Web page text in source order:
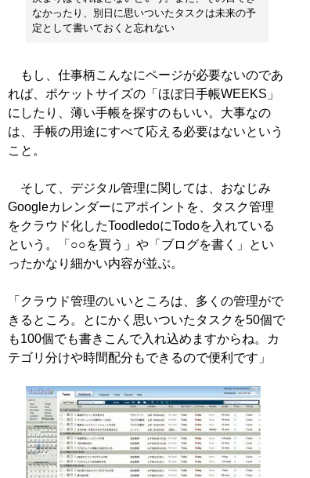
なかったり、別日に思いついたタスクは未来の予
定として書いておくと忘れない
もし、仕事柄こんなにページが必要ないのであ
れば、ポケットサイズの「ほぼ日手帳WEEKS」
にしたり、薄い手帳を探すのもいい。大事なの
は、手帳の用途にすべて応える必要はないという
こと。
そして、デジタル管理に関しては、おなじみ
Googleカレンダーにアポイントを、タスク管理
をクラウド化したToodledoにTodoを入れている
という。「○○を買う」や「ブログを書く」とい
ったかなり細かい内容が並ぶ。
「クラウド管理のいいところは、多くの管理がで
きるところ。とにかく思いついたタスクを50個で
も100個でも書きこんで入れ込めますからね。カ
テゴリ分けや時間配分もできるので便利です」